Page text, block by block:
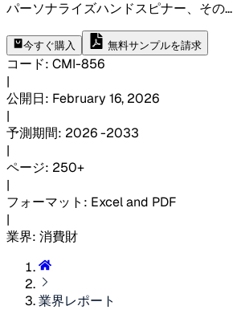
パーソナライズハンドスピナー、その...
今すぐ購入 無料サンプルを請求
コード: CMI-856
|
公開日: February 16, 2026
|
予測期間: 2026 -2033
|
ページ: 250+
|
フォーマット : Excel and PDF
|
業界: 消費財
業界レポート